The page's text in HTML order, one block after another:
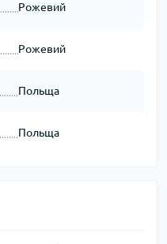
Рожевий
Рожевий
Польща
Польща